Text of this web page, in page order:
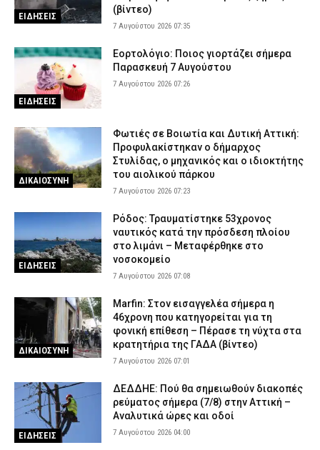
ΕΙΔΗΣΕΙΣ
(βίντεο)
7 Αυγούστου 2026 07:35
ΕΙΔΗΣΕΙΣ
Εορτολόγιο: Ποιος γιορτάζει σήμερα
Παρασκευή 7 Αυγούστου
7 Αυγούστου 2026 07:26
ΔΙΚΑΙΟΣΥΝΗ
Φωτιές σε Βοιωτία και Δυτική Αττική:
Προφυλακίστηκαν ο δήμαρχος
Στυλίδας, ο μηχανικός και ο ιδιοκτήτης
του αιολικού πάρκου
7 Αυγούστου 2026 07:23
ΕΙΔΗΣΕΙΣ
Ρόδος: Τραυματίστηκε 53χρονος
ναυτικός κατά την πρόσδεση πλοίου
στο λιμάνι – Μεταφέρθηκε στο
νοσοκομείο
7 Αυγούστου 2026 07:08
ΔΙΚΑΙΟΣΥΝΗ
Marfin: Στον εισαγγελέα σήμερα η
46χρονη που κατηγορείται για τη
φονική επίθεση – Πέρασε τη νύχτα στα
κρατητήρια της ΓΑΔΑ (βίντεο)
7 Αυγούστου 2026 07:01
ΕΙΔΗΣΕΙΣ
ΔΕΔΔΗΕ: Πού θα σημειωθούν διακοπές
ρεύματος σήμερα (7/8) στην Αττική –
Αναλυτικά ώρες και οδοί
7 Αυγούστου 2026 04:00